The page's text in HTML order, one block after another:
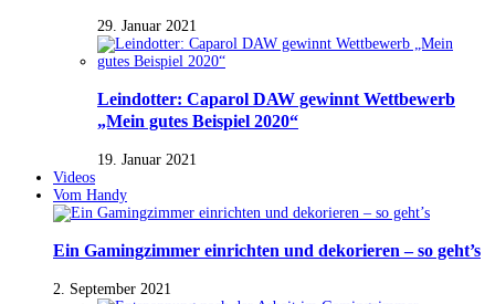
29. Januar 2021
Leindotter: Caparol DAW gewinnt Wettbewerb
„Mein gutes Beispiel 2020“
19. Januar 2021
Videos
Vom Handy
Ein Gamingzimmer einrichten und dekorieren – so geht’s
2. September 2021